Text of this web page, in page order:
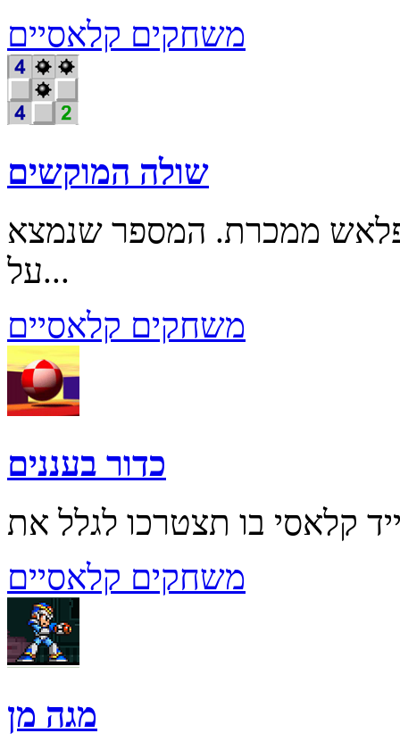
משחקים קלאסיים
שולה המוקשים
ממכרת. המספר שנמצא
על...
משחקים קלאסיים
כדור בעננים
משחקים קלאסיים
מגה מן